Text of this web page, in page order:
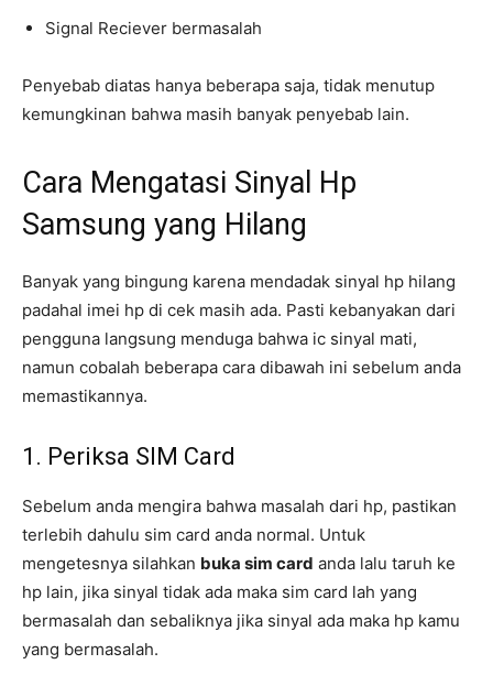
Signal Reciever bermasalah
Penyebab diatas hanya beberapa saja, tidak menutup
kemungkinan bahwa masih banyak penyebab lain.
Cara Mengatasi Sinyal Hp
Samsung yang Hilang
Banyak yang bingung karena mendadak sinyal hp hilang
padahal imei hp di cek masih ada. Pasti kebanyakan dari
pengguna langsung menduga bahwa ic sinyal mati,
namun cobalah beberapa cara dibawah ini sebelum anda
memastikannya.
1. Periksa SIM Card
Sebelum anda mengira bahwa masalah dari hp, pastikan
terlebih dahulu sim card anda normal. Untuk
mengetesnya silahkan buka sim card anda lalu taruh ke
hp lain, jika sinyal tidak ada maka sim card lah yang
bermasalah dan sebaliknya jika sinyal ada maka hp kamu
yang bermasalah.